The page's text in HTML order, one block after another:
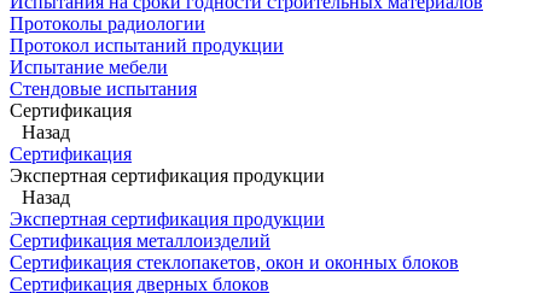
Протоколы радиологии
Протокол испытаний продукции
Испытание мебели
Стендовые испытания
Сертификация
Назад
Сертификация
Экспертная сертификация продукции
Назад
Экспертная сертификация продукции
Сертификация металлоизделий
Сертификация стеклопакетов, окон и оконных блоков
Сертификация дверных блоков